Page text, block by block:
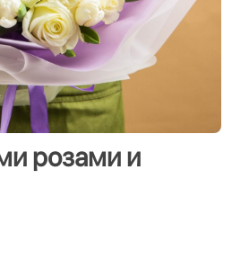
розами и